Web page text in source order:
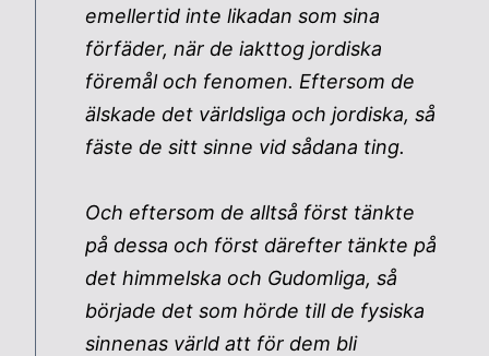
emellertid inte likadan som sina
förfäder, när de iakttog jordiska
föremål och fenomen. Eftersom de
älskade det världsliga och jordiska, så
fäste de sitt sinne vid sådana ting.
Och eftersom de alltså först tänkte
på dessa och först därefter tänkte på
det himmelska och Gudomliga, så
började det som hörde till de fysiska
sinnenas värld att för dem bli